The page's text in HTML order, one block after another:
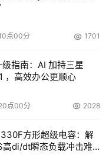
提高物理层的效率，
。现在，就让我们从
、可扩展”和“规划管理
靠性，但随着“数据
决策因素。APC-
心的 UPS运行负载率
点00分 1701
指南：AI 加持三星
，高效办公更顺心
点00分 2028
方形超级电容：解
高di/dt瞬态负载冲击难